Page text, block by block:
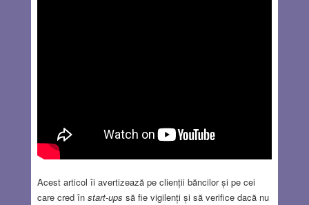
Acest articol îi avertizează pe clienții băncilor și pe cei
care cred în start-ups să fie vigilenți și să verifice dacă nu